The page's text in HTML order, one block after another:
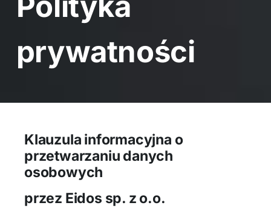
prywatności
Klauzula informacyjna o
przetwarzaniu danych
osobowych
przez Eidos sp. z o.o.